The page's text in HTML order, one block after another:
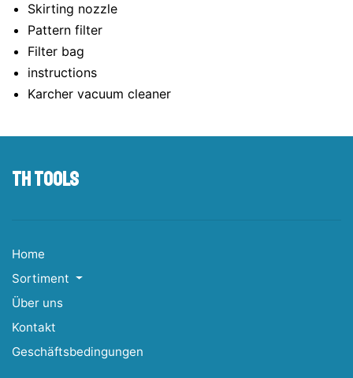
Skirting nozzle
Pattern filter
Filter bag
instructions
Karcher vacuum cleaner
TH tools
Home
Sortiment
Über uns
Kontakt
Geschäftsbedingungen